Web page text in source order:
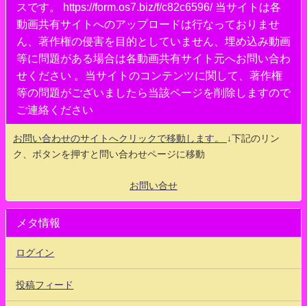
スです。 https://form.os7.biz/f/c82c6596/ 当サイトは各
動画共有サイトへのアップロードは行なっておりませ
ん、著作権の侵害を目的としていません、埋め込み動画
等に問題がある場合は各動画共有サイト元へお問い合わ
せください 。当サイトのコンテンツに関して、著作権
等の問題がございましたら当該ページを削除しますので
ご連絡ください
お問い合わせのサイトへクリックで移動します。
↓下記のリン
ク、ボタンを押すと問い合わせページに移動
お問い合せ
メタ情報
ログイン
投稿フィード